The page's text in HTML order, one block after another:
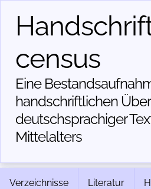
census
Eine
handschriftlichen
deutschsprachiger
Mittelalters
Verzeichnisse Literatur